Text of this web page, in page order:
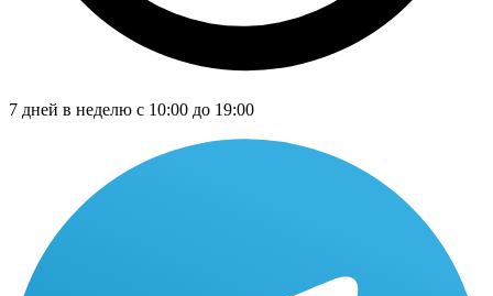
7 дней в неделю с 10:00 до 19:00